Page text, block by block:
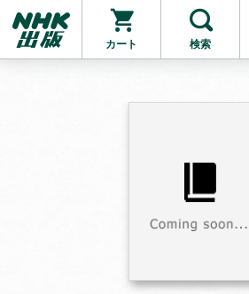
カート 検索